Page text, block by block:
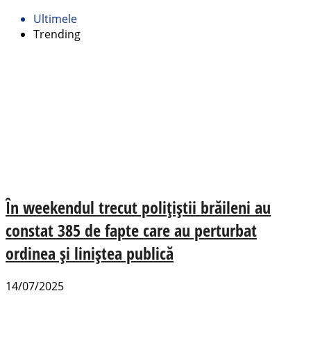
Ultimele
Trending
În weekendul trecut polițiștii brăileni au
constat 385 de fapte care au perturbat
ordinea și liniștea publică
14/07/2025